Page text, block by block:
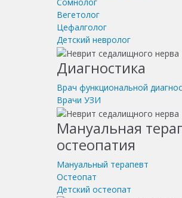
Вегетолог
Цефалголог
Детский невролог
Диагностика
Врач функциональной
Врачи УЗИ
Мануальная
остеопатия
Мануальный терапевт
Остеопат
Детский остеопат